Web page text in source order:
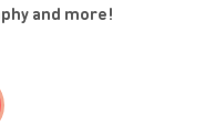
and more!